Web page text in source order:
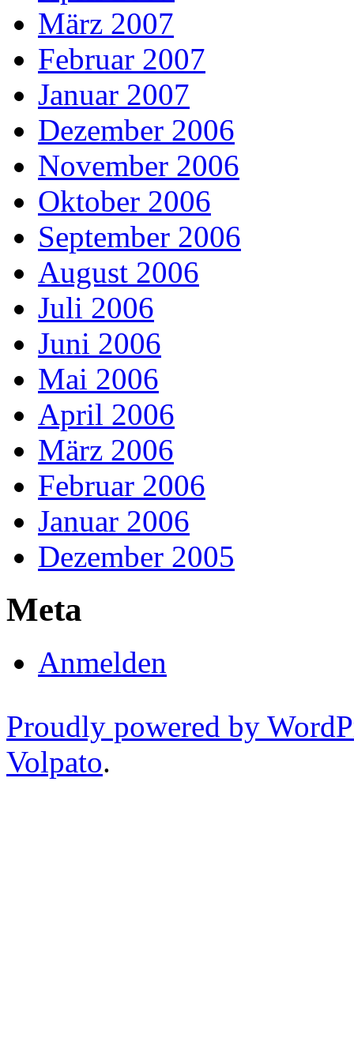
März 2007
Februar 2007
Januar 2007
Dezember 2006
November 2006
Oktober 2006
September 2006
August 2006
Juli 2006
Juni 2006
Mai 2006
April 2006
März 2006
Februar 2006
Januar 2006
Dezember 2005
Meta
Anmelden
Proudly powered by
Volpato.